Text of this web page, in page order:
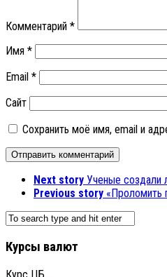
Комментарий *
Имя *
Email *
Сайт
Сохранить моё имя, email и
Next story Ученые создали
Previous story «Проломить
Курсы валют